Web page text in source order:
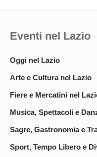
Eventi nel Lazio
Oggi nel Lazio
Arte e Cultura nel Lazio
Fiere e Mercatini nel
Musica, Spettacoli e
Sagre, Gastronomia e
Sport, Tempo Libero e